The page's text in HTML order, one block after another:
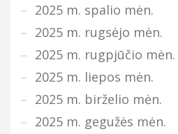
2025 m. spalio mėn.
2025 m. rugsėjo mėn.
2025 m. rugpjūčio mėn.
2025 m. liepos mėn.
2025 m. birželio mėn.
2025 m. gegužės mėn.